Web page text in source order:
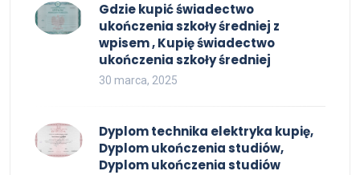
Gdzie kupić świadectwo
ukończenia szkoły średniej z
wpisem , Kupię świadectwo
ukończenia szkoły średniej
30 marca, 2025
Dyplom technika elektryka kupię,
Dyplom ukończenia studiów,
Dyplom ukończenia studiów